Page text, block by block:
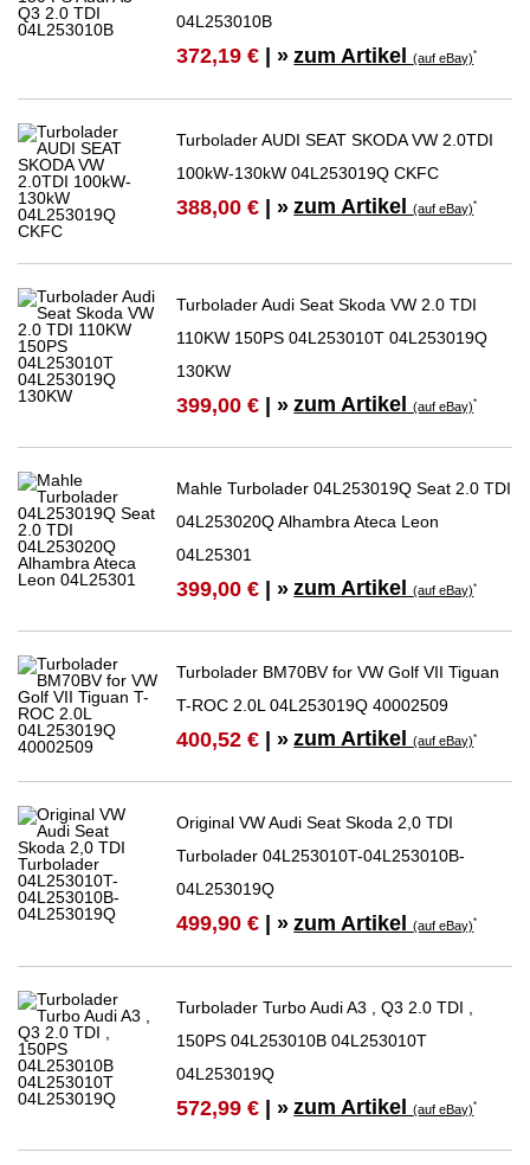
04L253010B
372,19 € | » zum Artikel(auf eBay)*
Turbolader AUDI SEAT SKODA VW 2.0TDI
100kW-130kW 04L253019Q CKFC
388,00 € | » zum Artikel(auf eBay)*
Turbolader Audi Seat Skoda VW 2.0 TDI
110KW 150PS 04L253010T 04L253019Q
130KW
399,00 € | » zum Artikel(auf eBay)*
Mahle Turbolader 04L253019Q Seat 2.0 TDI
04L253020Q Alhambra Ateca Leon
04L25301
399,00 € | » zum Artikel(auf eBay)*
Turbolader BM70BV for VW Golf VII Tiguan
T-ROC 2.0L 04L253019Q 40002509
400,52 € | » zum Artikel(auf eBay)*
Original VW Audi Seat Skoda 2,0 TDI
Turbolader 04L253010T-04L253010B-
04L253019Q
499,90 € | » zum Artikel(auf eBay)*
Turbolader Turbo Audi A3 , Q3 2.0 TDI ,
150PS 04L253010B 04L253010T
04L253019Q
572,99 € | » zum Artikel(auf eBay)*